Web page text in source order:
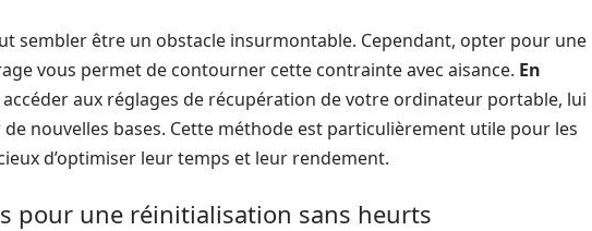
sembler être un obstacle insurmontable. Cependant, opter pour une
vous permet de contourner cette contrainte avec aisance. En
accéder aux réglages de récupération de votre ordinateur portable, lui
nouvelles bases. Cette méthode est particulièrement utile pour les
d’optimiser leur temps et leur rendement.
pour une réinitialisation sans heurts